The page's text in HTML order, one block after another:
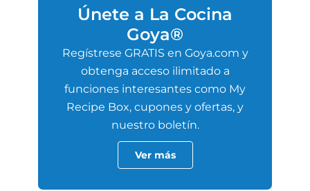
Únete a La Cocina
Goya®
Regístrese GRATIS en Goya.com y
obtenga acceso ilimitado a
funciones interesantes como My
Recipe Box, cupones y ofertas, y
nuestro boletín.
Ver más